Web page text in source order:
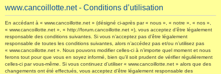
www.cancoillotte.net - Conditions d’utilisation
En accédant à « www.cancoillotte.net » (désigné ci-après par « nous », « notre », « nos »,
« www.cancoillotte.net », « http://forum.cancoillotte.net »), vous acceptez d’être légalement
responsable des conditions suivantes. Si vous n’acceptez pas d’être légalement
responsable de toutes les conditions suivantes, alors n’accédez pas et/ou n’utilisez pas
« www.cancoillotte.net ». Nous pouvons modifier celles-ci à n’importe quel moment et nous
ferons tout pour que vous en soyez informé, bien qu’il soit prudent de vérifier régulièrement
celles-ci par vous-même. Si vous continuez d’utiliser « www.cancoillotte.net » alors que des
changements ont été effectués, vous acceptez d’être légalement responsable des